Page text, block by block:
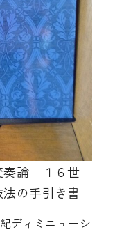
奏論 １６世
の手引き書
ディミニューシ